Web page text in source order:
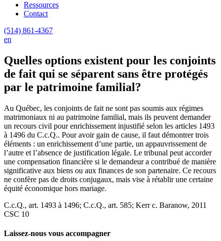
Ressources
Contact
(514) 861-4367
en
Quelles options existent pour les conjoints
de fait qui se séparent sans être protégés
par le patrimoine familial?
Au Québec, les conjoints de fait ne sont pas soumis aux régimes
matrimoniaux ni au patrimoine familial, mais ils peuvent demander
un recours civil pour enrichissement injustifié selon les articles 1493
à 1496 du C.c.Q.. Pour avoir gain de cause, il faut démontrer trois
éléments : un enrichissement d’une partie, un appauvrissement de
l’autre et l’absence de justification légale. Le tribunal peut accorder
une compensation financière si le demandeur a contribué de manière
significative aux biens ou aux finances de son partenaire. Ce recours
ne confère pas de droits conjugaux, mais vise à rétablir une certaine
équité économique hors mariage.
C.c.Q., art. 1493 à 1496; C.c.Q., art. 585; Kerr c. Baranow, 2011
CSC 10
Laissez-nous vous accompagner